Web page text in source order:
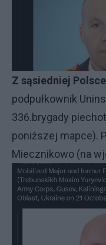
Z sąsiedniej
podpułkownik
336.brygady
poniższej mapce).
Miecznikowo (na